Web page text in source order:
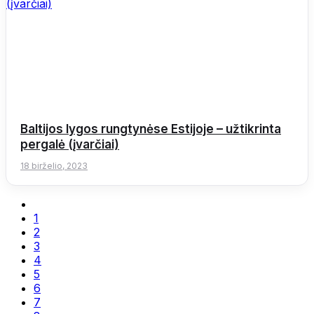
Baltijos lygos rungtynėse Estijoje – užtikrinta
pergalė (įvarčiai)
18 birželio, 2023
1
2
3
4
5
6
7